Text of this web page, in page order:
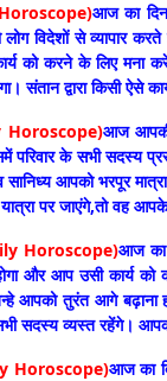
आज का
विदेशों से व्यापार
को करने के लिए मना
संतान द्वारा किसी
Horoscope)आज आपकी
के सभी सदस्य
आपको भरपूर
पर जाएंगे,तो वह
Horoscope)आज का
और आप उसी कार्य
आपको तुरंत आगे बढ़ाना
सदस्य व्यस्त रहेंगे।
Horoscope)आज का